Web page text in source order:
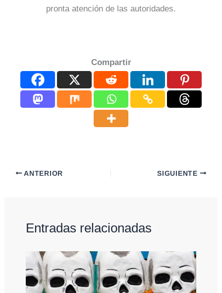
pronta atención de las autoridades.
Compartir
ANTERIOR SIGUIENTE
Entradas relacionadas